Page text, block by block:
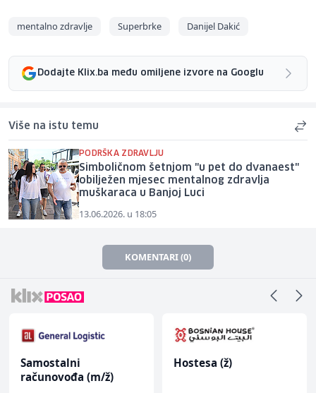
mentalno zdravlje Superbrke Danijel Dakić
Dodajte Klix.ba među omiljene izvore na Googlu
Više na istu temu
PODRŠKA ZDRAVLJU
Simboličnom šetnjom "u pet do dvanaest"
obilježen mjesec mentalnog zdravlja
muškaraca u Banjoj Luci
13.06.2026. u 18:05
KOMENTARI (0)
Samostalni
računovođa (m/ž)
Hostesa (ž)